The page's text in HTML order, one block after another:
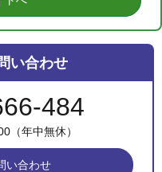
い合わせ
484
年中無休）
い合わせ